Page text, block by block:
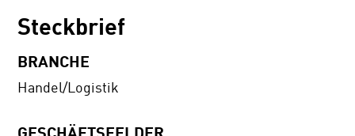
Steckbrief
BRANCHE
Handel/Logistik
GESCHÄFTSFELDER